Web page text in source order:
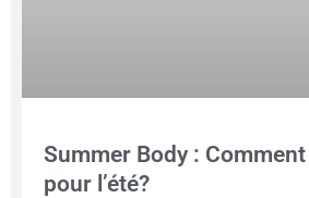
Summer Body :
pour l’été?